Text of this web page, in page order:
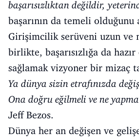
başarısızlıktan değildir,
başarının da temeli olduğunu
Girişimcilik serüveni uzun ve
birlikte, başarısızlığa da
sağlamak vizyoner bir mizaç
Ya dünya sizin etrafınızda
Ona doğru eğilmeli ve ne
Jeff Bezos.
Dünya her an değişen ve